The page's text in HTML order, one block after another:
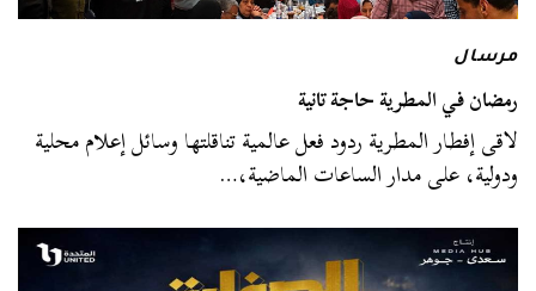
مرسال
رمضان في المطرية حاجة تانية
لاقى إفطار المطرية ردود فعل عالمية تناقلتها وسائل إعلام محلية
ودولية، على مدار الساعات الماضية،…